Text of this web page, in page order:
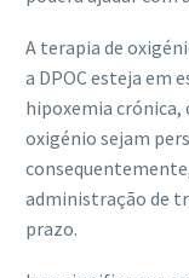
A terapia de
a DPOC esteja em
hipoxemia crónica,
oxigénio sejam
administração de
prazo.